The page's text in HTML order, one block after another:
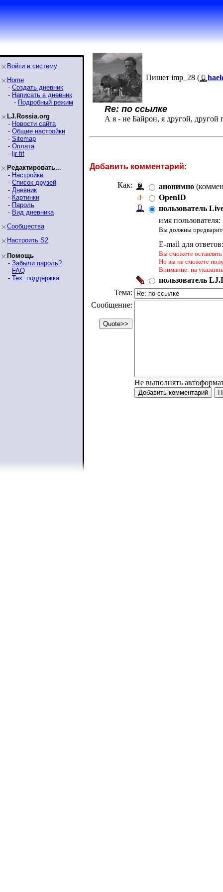
Войти в систему
Home
- Создать дневник
- Написать в дневник
- Подробный режим
LJ.Rossia.org
- Новости сайта
- Общие настройки
- Sitemap
- Оплата
- ljr-fif
Редактировать...
- Настройки
- Список друзей
- Дневник
- Картинки
- Пароль
- Вид дневника
Сообщества
Настроить S2
Помощь
- Забыли пароль?
- FAQ
- Тех. поддержка
Пишет imp_28 (
Re: по ссылке
А я - не Байрон, я другой,
Добавить комментарий:
Как: анонимно
OpenID
пользователь
имя пользователя:
Вы должны
E-mail для
Вы сможете
Но вы не сможете
Внимание: на
пользователь
Тема:
Сообщение:
Не выполнять